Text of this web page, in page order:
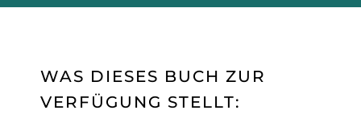
WAS DIESES BUCH ZUR
VERFÜGUNG STELLT: